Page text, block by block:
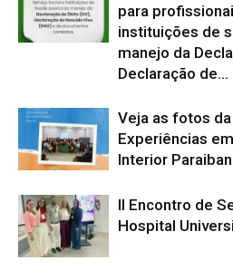
para
instituições de
manejo da
Declaração de...
Veja as fotos
Experiências
Interior
II Encontro de
Hospital